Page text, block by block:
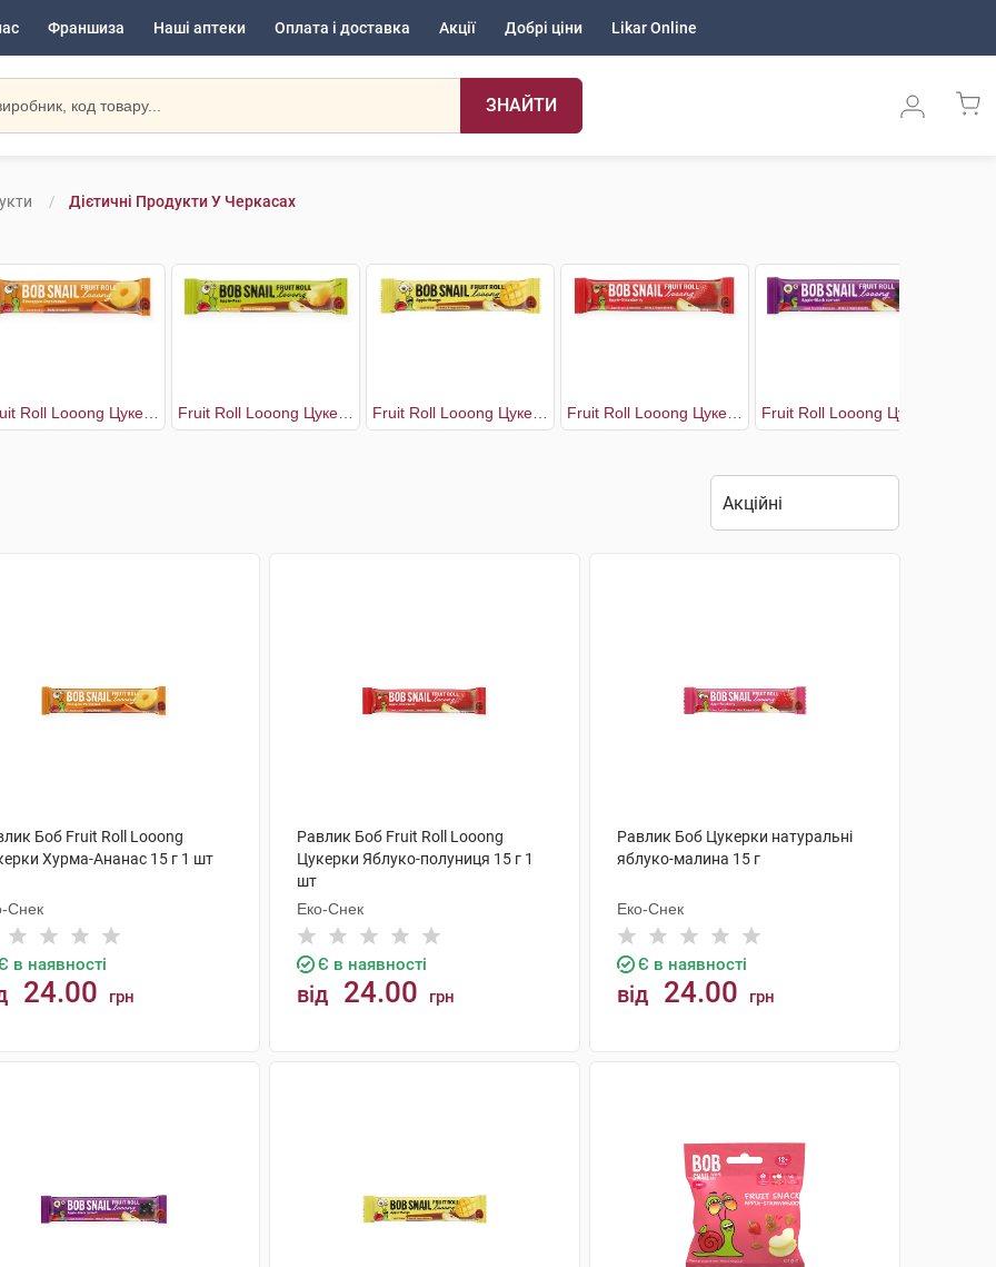
Франшиза Наші аптеки Оплата і доставка Акції Добрі ціни Likar Online
ЗНАЙТИ
Дієтичні Продукти У Черкасах
Боб Fruit Roll Looong
Хурма-Ананас 15 г 1 шт
Снек
в наявності
24.00 грн
Равлик Боб Fruit Roll Looong
Цукерки Яблуко-полуниця 15 г 1
шт
Еко-Снек
Є в наявності
від 24.00 грн
Равлик Боб Цукерки натуральні
яблуко-малина 15 г
Еко-Снек
Є в наявності
від 24.00 грн